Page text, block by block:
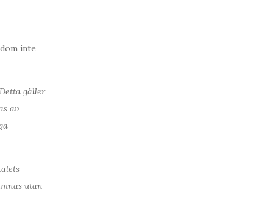
inte
gäller
av
utan